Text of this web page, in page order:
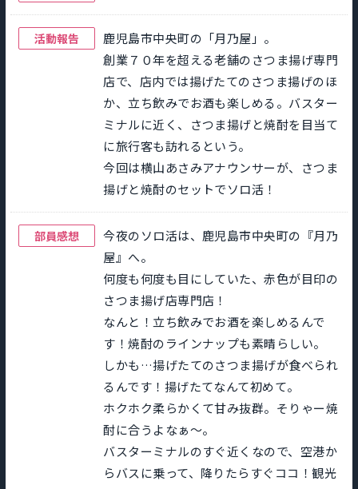
活動報告
鹿児島市中央町の「月乃屋」。
創業７０年を超える老舗のさつま揚げ専門
店で、店内では揚げたてのさつま揚げのほ
か、立ち飲みでお酒も楽しめる。バスター
ミナルに近く、さつま揚げと焼酎を目当て
に旅行客も訪れるという。
今回は横山あさみアナウンサーが、さつま
揚げと焼酎のセットでソロ活！
部員感想
今夜のソロ活は、鹿児島市中央町の『月乃
屋』へ。
何度も何度も目にしていた、赤色が目印の
さつま揚げ店専門店！
なんと！立ち飲みでお酒を楽しめるんで
す！焼酎のラインナップも素晴らしい。
しかも…揚げたてのさつま揚げが食べられ
るんです！揚げたてなんて初めて。
ホクホク柔らかくて甘み抜群。そりゃー焼
酎に合うよなぁ〜。
バスターミナルのすぐ近くなので、空港か
らバスに乗って、降りたらすぐココ！観光